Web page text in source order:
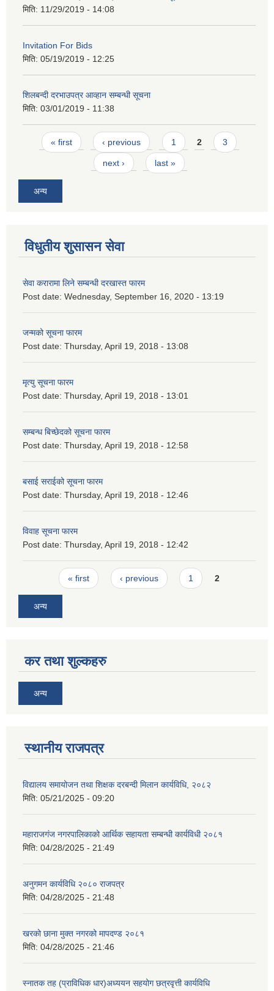
मिति: 11/29/2019 - 14:08
Invitation For Bids
मिति: 05/19/2019 - 12:25
शिलबन्दी दरभाउपत्र आव्हान सम्बन्धी सूचना
मिति: 03/01/2019 - 11:38
Pages
« first ‹ previous 1 2 3
next › last »
अन्य
विधुतीय शुसासन सेवा
सेवा करारामा लिने सम्बन्धी दरखास्त फारम
Post date: Wednesday, September 16, 2020 - 13:19
जन्मको सूचना फारम
Post date: Thursday, April 19, 2018 - 13:08
मृत्यु सूचना फारम
Post date: Thursday, April 19, 2018 - 13:01
सम्बन्ध बिच्छेदको सूचना फारम
Post date: Thursday, April 19, 2018 - 12:58
बसाई सराईको सूचना फारम
Post date: Thursday, April 19, 2018 - 12:46
विवाह सूचना फारम
Post date: Thursday, April 19, 2018 - 12:42
Pages« first ‹ previous 1 2
अन्य
कर तथा शुल्कहरु
अन्य
स्थानीय राजपत्र
विद्यालय समायोजन तथा शिक्षक दरबन्दी मिलान कार्यविधि, २०८२
मिति: 05/21/2025 - 09:20
महाराजगंज नगरपालिकाको आर्थिक सहायता सम्बन्धी कार्यविधी २०८१
मिति: 04/28/2025 - 21:49
अनुगमन कार्यविधि २०८० राजपत्र
मिति: 04/28/2025 - 21:48
खरको छाना मुक्त नगरको मापदण्ड २०८१
मिति: 04/28/2025 - 21:46
स्नातक तह (प्राविधिक धार)अध्ययन सहयोग छत्रवृत्ती कार्यविधि